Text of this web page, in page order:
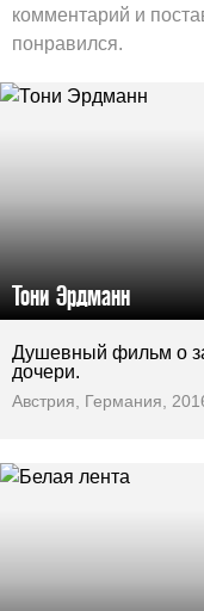
комментарий и
понравился.
Тони Эрдманн
Душевный фильм о
дочери.
Австрия, Германия,